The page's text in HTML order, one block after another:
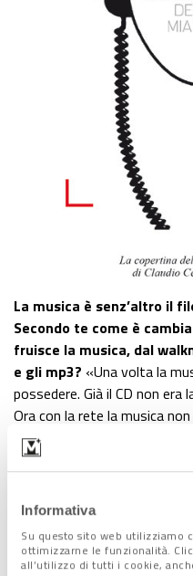
Informativa
Su questo sito web utilizziamo
ottimizzarne le funzionalità.
all’utilizzo di tutti i cookie,
La musica è senz’altro il
Secondo te come è
fruisce la musica, dal
e gli mp3? «Una volta la
possedere. Già il CD non
Ora con la rete la musica
se ne consuma anche di più,
nelle pubblicità, ma è
più ora Spotify ne sono
con un semplice
dell’oggetto, per questo le